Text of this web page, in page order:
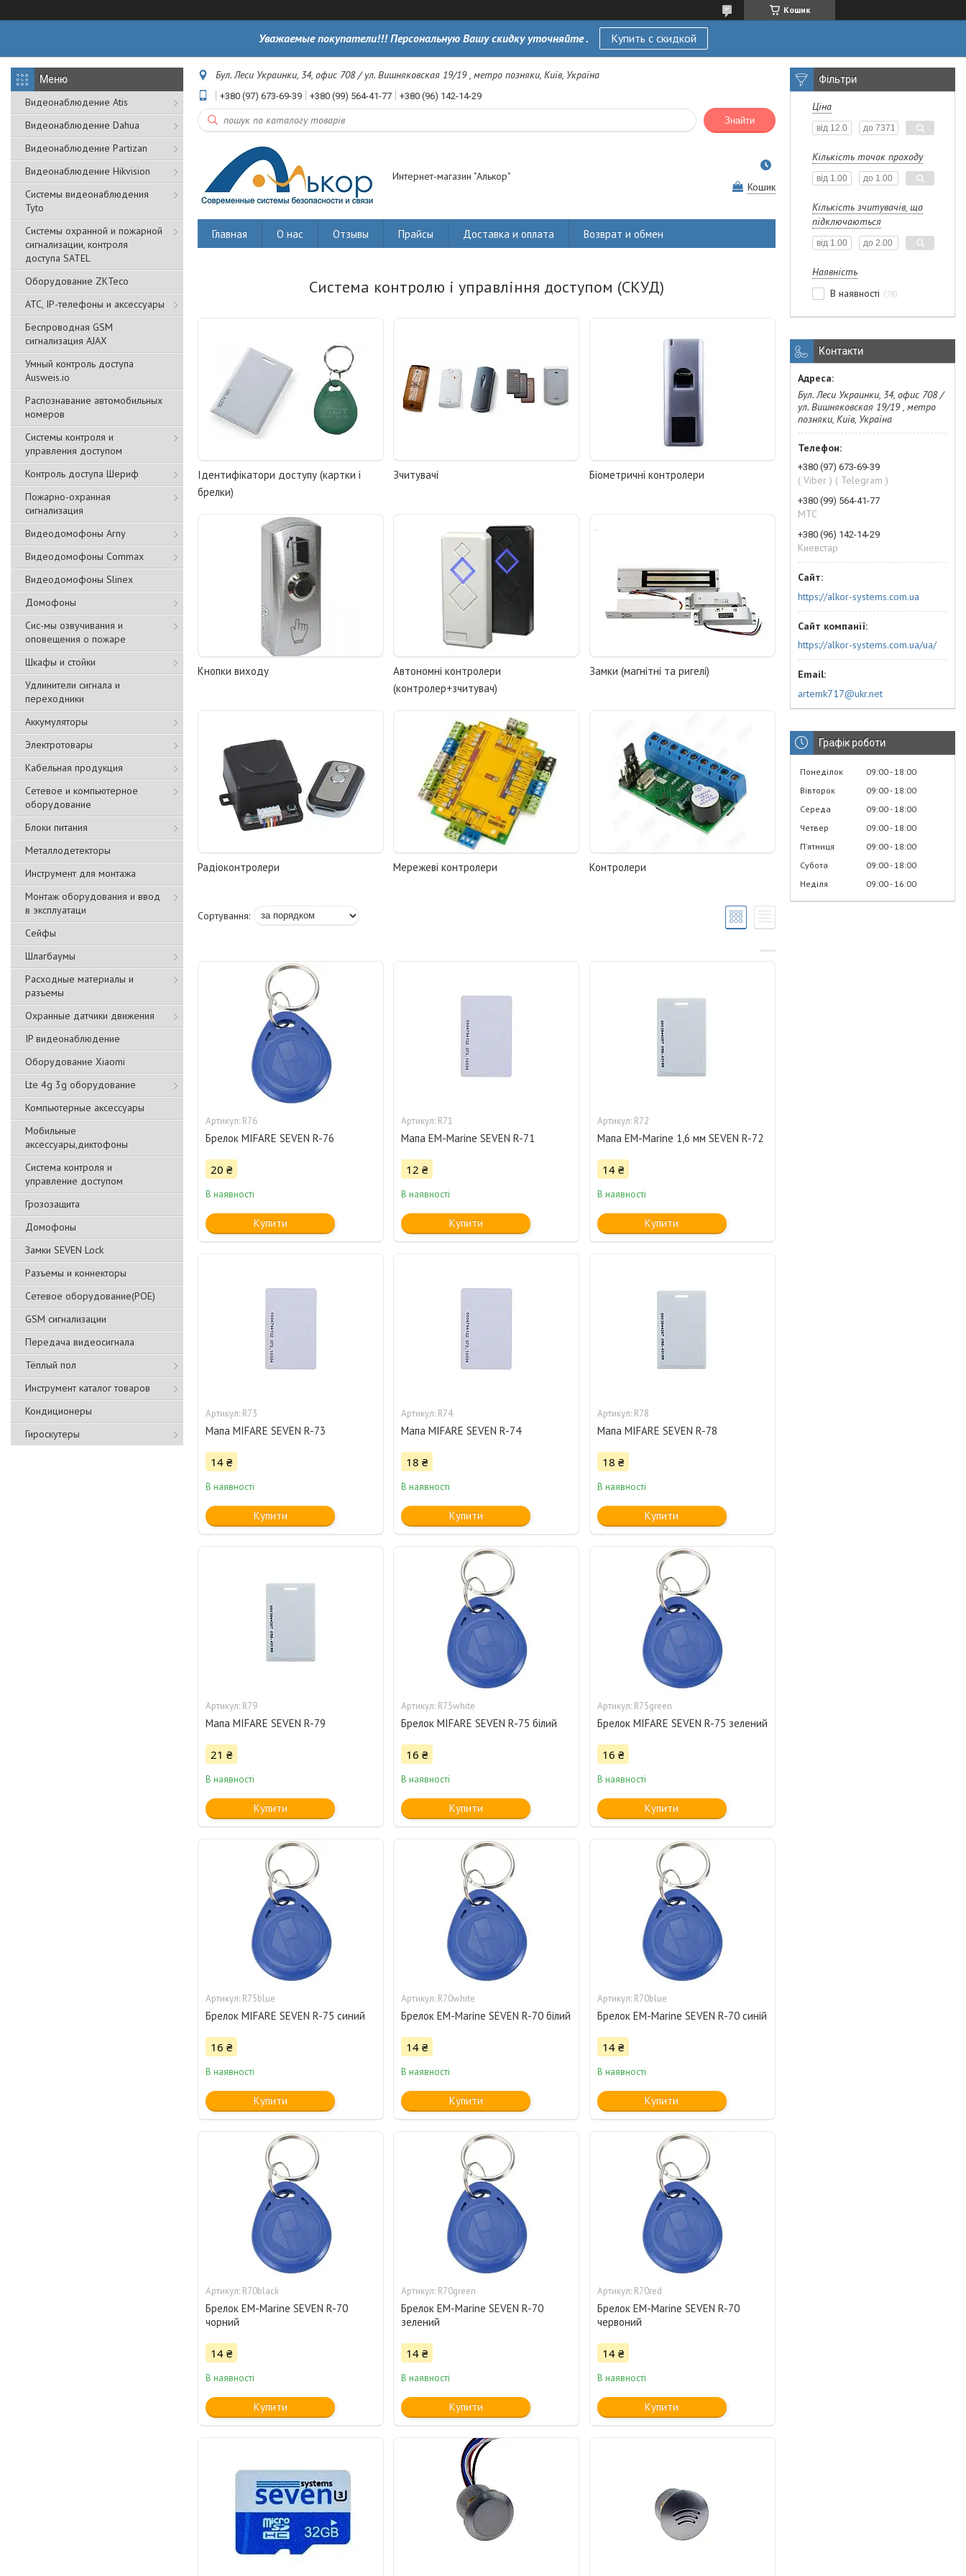
Кошик
Уважаемые покупатели!!! Персональную Вашу скидку уточняйте . Купить с скидкой
Видеонаблюдение Atis
Видеонаблюдение Dahua
Видеонаблюдение Partizan
Видеонаблюдение Hikvision
Системы видеонаблюдения
Tyto
Cистемы охранной и пожарной
сигнализации, контроля
доступа SATEL
Оборудование ZKTeco
АТС, IP-телефоны и аксессуары
Беспроводная GSM
сигнализация АJAX
Умный контроль доступа
Ausweis.io
Распознавание автомобильных
номеров
Системы контроля и
управления доступом
Контроль доступа Шериф
Пожарно-охранная
сигнализация
Видеодомофоны Arny
Видеодомофоны Commax
Видеодомофоны Slinex
Домофоны
Сис-мы озвучивания и
оповещения о пожаре
Шкафы и стойки
Удлинители сигнала и
переходники
Аккумуляторы
Электротовары
Кабельная продукция
Сетевое и компьютерное
оборудование
Блоки питания
Металлодетекторы
Инструмент для монтажа
Монтаж оборудования и ввод
в эксплуатаци
Сейфы
Шлагбаумы
Расходные материалы и
разъемы
Охранные датчики движения
IP видеонаблюдение
Оборудование Xiaomi
Lte 4g 3g оборудование
Компьютерные аксессуары
Мобильные
аксессуары,диктофоны
Система контроля и
управление доступом
Грозозащита
Домофоны
Замки SEVEN Lock
Разъемы и коннекторы
Сетевое оборудование(POE)
GSM сигнализации
Передача видеосигнала
Тёплый пол
Инструмент каталог товаров
Кондиционеры
Гироскутеры
Бул. Леси Украинки, 34, офис 708 / ул. Вишняковская 19/19 , метро позняки, Київ, Україна
+380 (97) 673-69-39 +380 (99) 564-41-77 +380 (96) 142-14-29
Знайти
Интернет-магазин "Алькор"
Кошик
Главная О нас Отзывы Прайсы Доставка и оплата Возврат и обмен
Система контролю і управління доступом (СКУД)
Ідентифікатори доступу (картки і
брелки)
Зчитувачі Біометричні контролери
Кнопки виходу
Автономні контролери
(контролер+зчитувач)
Замки (магнітні та ригелі)
Радіоконтролери Мережеві контролери Контролери
R76
Брелок MIFARE SEVEN R-76
20 ₴
В наявності
Купити
R71
Мапа EM-Marine SEVEN R-71
12 ₴
В наявності
Купити
R72
Мапа EM-Marine 1,6 мм SEVEN R-72
14 ₴
В наявності
Купити
R73
Мапа MIFARE SEVEN R-73
14 ₴
В наявності
Купити
R74
Мапа MIFARE SEVEN R-74
18 ₴
В наявності
Купити
R78
Мапа MIFARE SEVEN R-78
18 ₴
В наявності
Купити
R79
Мапа MIFARE SEVEN R-79
21 ₴
В наявності
Купити
R75white
Брелок MIFARE SEVEN R-75 білий
16 ₴
В наявності
Купити
R75green
Брелок MIFARE SEVEN R-75 зелений
16 ₴
В наявності
Купити
R75blue
Брелок MIFARE SEVEN R-75 синий
16 ₴
В наявності
Купити
R70white
Брелок EM-Marine SEVEN R-70 білий
14 ₴
В наявності
Купити
R70blue
Брелок EM-Marine SEVEN R-70 синій
14 ₴
В наявності
Купити
R70black
Брелок EM-Marine SEVEN R-70
чорний
14 ₴
В наявності
Купити
R70green
Брелок EM-Marine SEVEN R-70
зелений
14 ₴
В наявності
Купити
R70red
Брелок EM-Marine SEVEN R-70
червоний
14 ₴
В наявності
Купити
Фільтри
Ціна
Кількість точок проходу
Кількість зчитувачів, що
підключаються
Наявність
В наявності
78
Контакти
Бул. Леси Украинки, 34, офис 708 /
ул. Вишняковская 19/19 , метро
позняки, Київ, Україна
+380 (97) 673-69-39
( Viber ) ( Telegram )
+380 (99) 564-41-77
МТС
+380 (96) 142-14-29
Киевстар
https://alkor-systems.com.ua
https://alkor-systems.com.ua/ua/
artemk717@ukr.net
Графік роботи
Понеділок 09:00 18:00
Вівторок
09:00 18:00
Середа
09:00 18:00
Четвер
09:00 18:00
Пʼятниця
09:00 18:00
Субота
09:00 18:00
Неділя
09:00 16:00